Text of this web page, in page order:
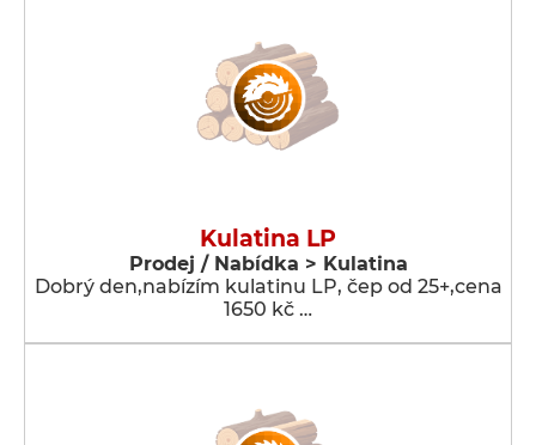
Kulatina LP
Prodej / Nabídka > Kulatina
Dobrý den,nabízím kulatinu LP, čep od 25+,cena
1650 kč …